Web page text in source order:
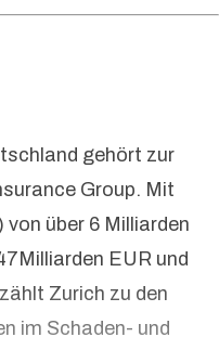
gehört zur
Group. Mit
über 6 Milliarden
EUR und
Zurich zu den
im Schaden- und